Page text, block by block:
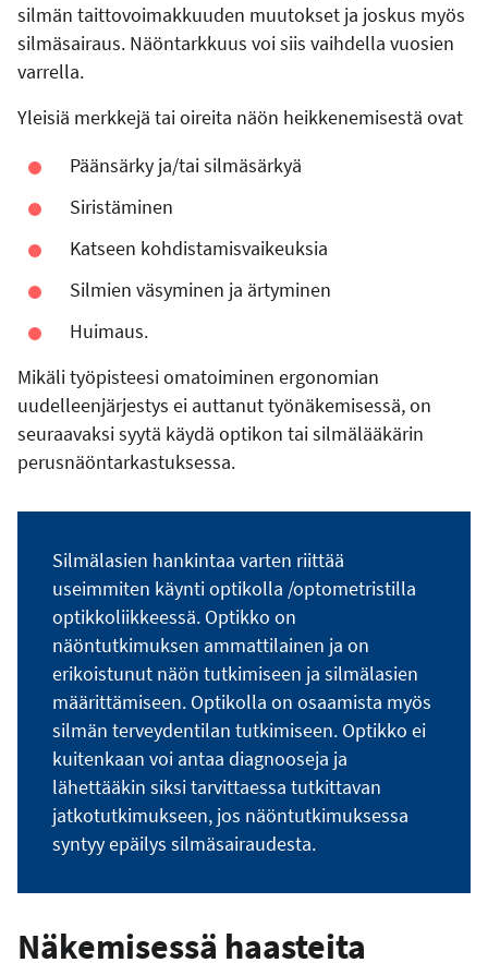
silmän taittovoimakkuuden muutokset ja joskus myös
silmäsairaus. Näöntarkkuus voi siis vaihdella vuosien
varrella.
Yleisiä merkkejä tai oireita näön heikkenemisestä ovat
Päänsärky ja/tai silmäsärkyä
Siristäminen
Katseen kohdistamisvaikeuksia
Silmien väsyminen ja ärtyminen
Huimaus.
Mikäli työpisteesi omatoiminen ergonomian
uudelleenjärjestys ei auttanut työnäkemisessä, on
seuraavaksi syytä käydä optikon tai silmälääkärin
perusnäöntarkastuksessa.
Silmälasien hankintaa varten riittää
useimmiten käynti optikolla /optometristilla
optikkoliikkeessä. Optikko on
näöntutkimuksen ammattilainen ja on
erikoistunut näön tutkimiseen ja silmälasien
määrittämiseen. Optikolla on osaamista myös
silmän terveydentilan tutkimiseen. Optikko ei
kuitenkaan voi antaa diagnooseja ja
lähettääkin siksi tarvittaessa tutkittavan
jatkotutkimukseen, jos näöntutkimuksessa
syntyy epäilys silmäsairaudesta.
Näkemisessä haasteita